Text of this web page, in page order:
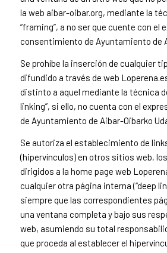
la web aibar-oibar.org, mediante la
“framing”, a no ser que cuente con el
consentimiento de Ayuntamiento de
Se prohíbe la inserción de cualquier
difundido a través de web
distinto a aquel mediante la técnica
linking”, si ello, no cuenta con el
de Ayuntamiento de Aibar-Oibarko
Se autoriza el establecimiento de
(hipervínculos) en otros sitios web,
dirigidos a la home page web
cualquier otra página interna (“deep
siempre que las correspondientes
una ventana completa y bajo sus
web, asumiendo su total
que proceda al establecer el